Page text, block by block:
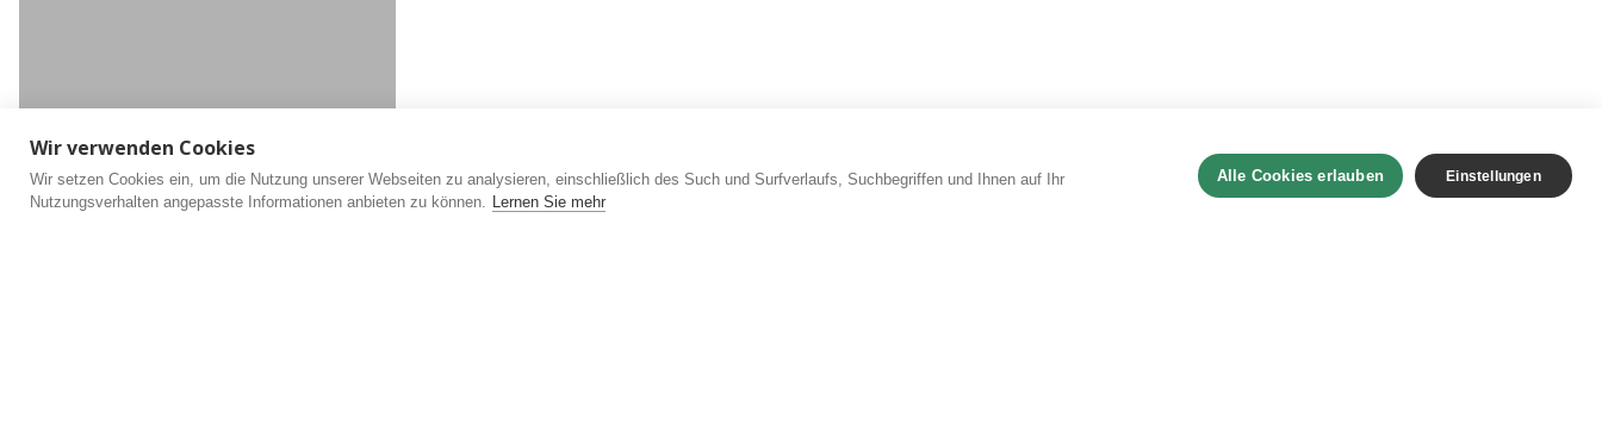
Wir verwenden Cookies
Wir setzen Cookies ein, um die Nutzung unserer Webseiten zu analysieren, einschließlich des Such und Surfverlaufs, Suchbegriffen und Ihnen auf Ihr
Nutzungsverhalten angepasste Informationen anbieten zu können. Lernen Sie mehr
Alle Cookies erlauben Einstellungen